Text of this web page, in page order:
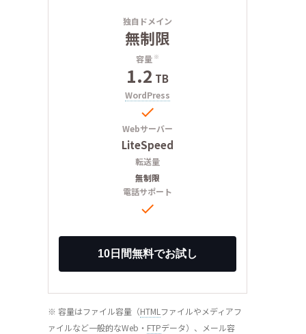
独自ドメイン
無制限
容量 ※
1.2 TB
WordPress

Webサーバー
LiteSpeed
転送量
無制限
電話サポート

※ 容量はファイル容量（HTML ファイルやメディアフ
ァイルなど一般的なWeb・ FTPデータ）、メール容